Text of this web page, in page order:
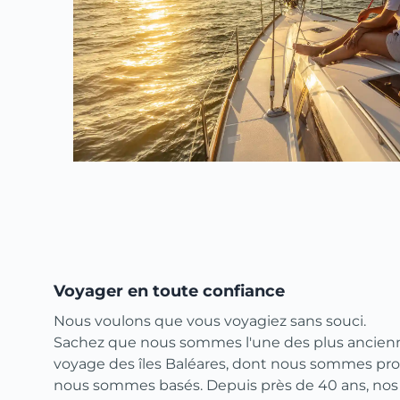
Voyager en toute confiance
Nous voulons que vous voyagiez sans souci.
Sachez que nous sommes l'une des plus
voyage des îles Baléares, dont nous sommes
nous sommes basés. Depuis près de 40 ans,